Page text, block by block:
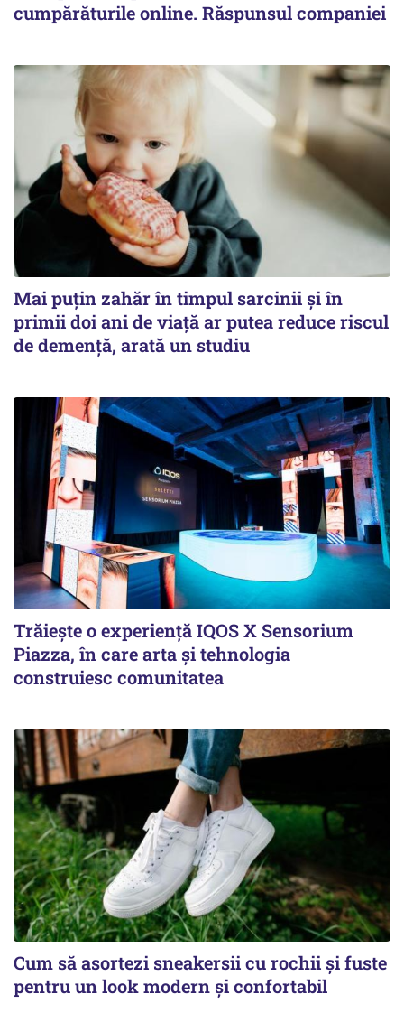
cumpărăturile online. Răspunsul companiei
Mai puțin zahăr în timpul sarcinii și în
primii doi ani de viață ar putea reduce riscul
de demență, arată un studiu
Trăiește o experiență IQOS X Sensorium
Piazza, în care arta și tehnologia
construiesc comunitatea
Cum să asortezi sneakersii cu rochii și fuste
pentru un look modern și confortabil